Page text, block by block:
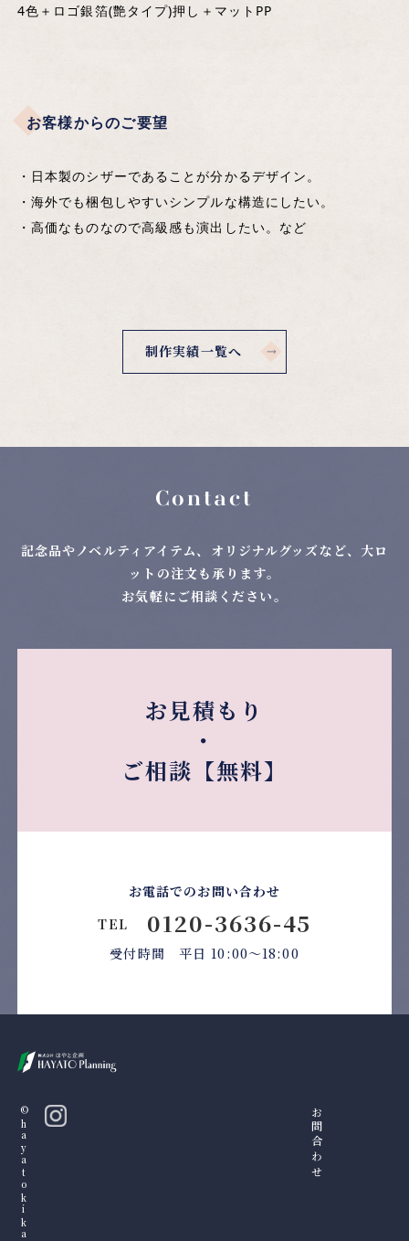
4色＋ロゴ銀箔(艶タイプ)押し＋マットPP
お客様からのご要望
・日本製のシザーであることが分かるデザイン。
・海外でも梱包しやすいシンプルな構造にしたい。
・高価なものなので高級感も演出したい。など
制作実績一覧へ
Contact
記念品やノベルティアイテム、オリジナルグッズなど、大ロ
ットの注文も承ります。
お気軽にご相談ください。
お見積もり
・
ご相談【無料】
お電話でのお問い合わせ
TEL
0120-3636-45
受付時間 平日 10:00〜18:00
©hayatokikakku お問合わせ